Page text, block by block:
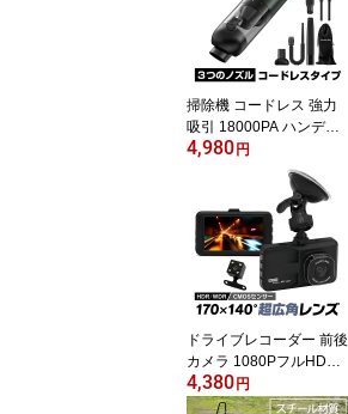
掃除機 コードレス 強力
吸引 18000PA ハンディ
クリーナー 車用 小型 ミ
ニ 卓上 TYPE-C充電式
パワフル 吸引 二段階調
整
4,980 円
ドライブレコーダー 前後
カメラ 1080PフルHD高
画質 MOSセンサー搭載
HDR WDR画像補正技術
4,380 円